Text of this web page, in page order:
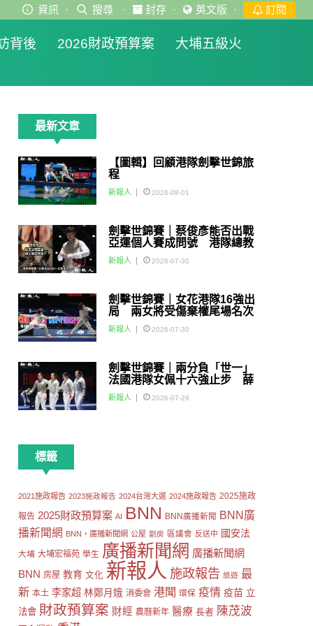
資訊 · 搜尋 · 封存 · 英文版 · 訂閱
背後 2026財政預算案
大埔五級火
最新文章
【圖輯】回顧港隊劍擊世錦旅
程
新報人 2026-08-01
劍擊世錦賽｜蔡俊彥能否出戰
亞運個人賽成問號 港隊總教
練：如醫生話可以一定會用佢
新報人 2026-07-30
劍擊世錦賽｜女花港隊16強出
局 兩女將受傷棄權尾場名次
賽
新報人 2026-07-30
劍擊世錦賽｜兩分負「世一」
法國港隊女佩十六強止步 薛
雅齊：我好有信心我哋可以做
到世界級嘅Team
新報人 2026-07-29
標籤
2021施政報告 2023施政報告 2024台灣大選 2024施政報告 2025施政
報告 2025財政預算案 AI BNN BNN廣播新聞
BNN廣
播新聞網 BNN，廣播新聞網 公屋 劏房 區議會 反送中 國安法
大埔 大埔宏福苑 學生 廣播新聞網 廣播新聞網
BNN 房屋 教育 文化 新報人 施政報告 旅遊 最
新 本土 李家超 林鄭月娥 消委會 港聞 環保 疫情 疫苗 立
法會 財政預算案 財經 農曆新年 醫療 長者 陳茂波